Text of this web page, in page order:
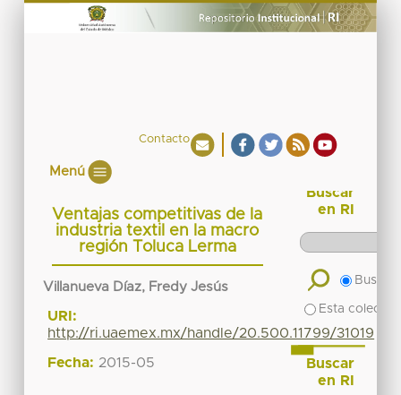
Contacto
Menú
Ventajas competitivas de la
industria textil en la macro
región Toluca Lerma
Villanueva Díaz, Fredy Jesús
URI:
http://ri.uaemex.mx/handle/20.500.11799/31019
Fecha: 2015-05
Buscar
en RI
Buscar
Esta
Buscar
en RI